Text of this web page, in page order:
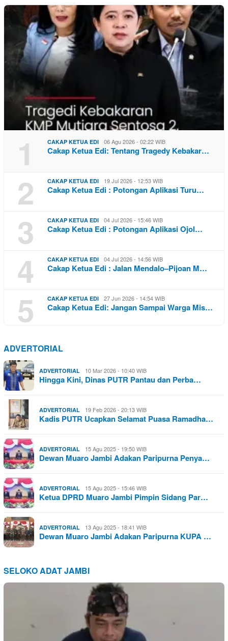
1 CAKAP KETUA EDI 06 Agu 2026 - 02:22 WIB
Cakap Ketua Edi: Tentang Tragedy Kebakar…
2 CAKAP KETUA EDI 19 Jul 2026 - 12:53 WIB
Cakap Ketua Edi : Potongan Aplikasi Turu…
3 CAKAP KETUA EDI 04 Jul 2026 - 15:46 WIB
Cakap Ketua Edi : Potongan Aplikasi Ojol…
4 CAKAP KETUA EDI 04 Jul 2026 - 14:56 WIB
Cakap Ketua Edi : Jalan Mendalo–Pijoan M…
5 CAKAP KETUA EDI 27 Jun 2026 - 14:54 WIB
Cakap Ketua Edi: Jangan Sampai Warga Mis…
ADVERTORIAL
ADVERTORIAL 10 Mar 2026 - 10:40 WIB
Hingga Kini, Dinas PUTR Pantau dan Perba…
ADVERTORIAL 19 Feb 2026 - 20:13 WIB
Kadis PUTR Ucapkan Selamat Puasa Ramadha…
ADVERTORIAL 15 Agu 2025 - 19:50 WIB
Dewan Muaro Jambi Adakan Paripurna Penya…
ADVERTORIAL 15 Agu 2025 - 15:46 WIB
Ketua DPRD Muaro Jambi Pimpin Sidang Par…
ADVERTORIAL 13 Agu 2025 - 18:41 WIB
Dewan Muaro Jambi Adakan Paripurna KUPA …
SELOKO ADAT JAMBI